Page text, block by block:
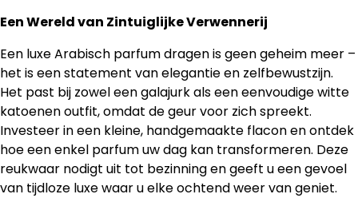
Een Wereld van Zintuiglijke Verwennerij
Een luxe Arabisch parfum dragen is geen geheim meer –
het is een statement van elegantie en zelfbewustzijn.
Het past bij zowel een galajurk als een eenvoudige witte
katoenen outfit, omdat de geur voor zich spreekt.
Investeer in een kleine, handgemaakte flacon en ontdek
hoe een enkel parfum uw dag kan transformeren. Deze
reukwaar nodigt uit tot bezinning en geeft u een gevoel
van tijdloze luxe waar u elke ochtend weer van geniet.